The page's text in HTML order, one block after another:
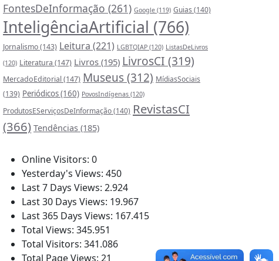
FontesDeInformação (261) Google (119) Guias (140)
InteligênciaArtificial (766)
Jornalismo(143) Leitura (221) LGBTQIAP (120) ListasDeLivros
(120) Literatura (147) Livros (195) LivrosCI (319)
MercadoEditorial(147) Museus(312) MídiasSociais
(139) Periódicos(160) PovosIndígenas (120)
ProdutosEServiçosDeInformação(140) RevistasCI
(366) Tendências (185)
Online Visitors: 0
Yesterday's Views: 450
Last 7 Days Views: 2.924
Last 30 Days Views: 19.967
Last 365 Days Views: 167.415
Total Views: 345.951
Total Visitors: 341.086
Total Page Views: 21